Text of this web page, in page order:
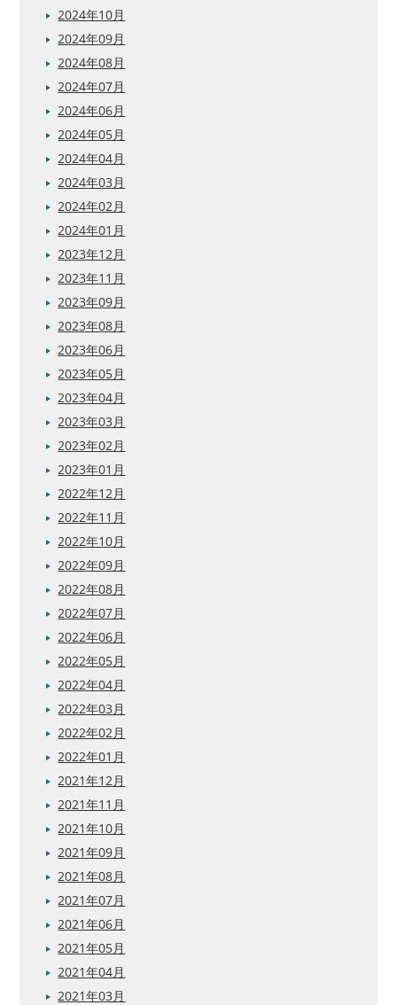
2024年10月
2024年09月
2024年08月
2024年07月
2024年06月
2024年05月
2024年04月
2024年03月
2024年02月
2024年01月
2023年12月
2023年11月
2023年09月
2023年08月
2023年06月
2023年05月
2023年04月
2023年03月
2023年02月
2023年01月
2022年12月
2022年11月
2022年10月
2022年09月
2022年08月
2022年07月
2022年06月
2022年05月
2022年04月
2022年03月
2022年02月
2022年01月
2021年12月
2021年11月
2021年10月
2021年09月
2021年08月
2021年07月
2021年06月
2021年05月
2021年04月
2021年03月